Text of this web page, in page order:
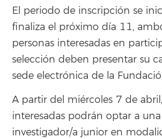
El periodo de inscripción se
finaliza el próximo día 11,
personas interesadas en
selección deben presentar su
sede electrónica de la
A partir del miércoles 7 de
interesadas podrán optar a
investigador/a junior en